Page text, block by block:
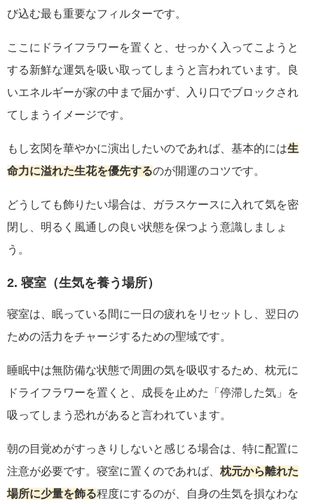
び込む最も重要なフィルターです。
ここにドライフラワーを置くと、せっかく入ってこようと
する新鮮な運気を吸い取ってしまうと言われています。良
いエネルギーが家の中まで届かず、入り口でブロックされ
てしまうイメージです。
もし玄関を華やかに演出したいのであれば、基本的には生
命力に溢れた生花を優先するのが開運のコツです。
どうしても飾りたい場合は、ガラスケースに入れて気を密
閉し、明るく風通しの良い状態を保つよう意識しましょ
う。
2. 寝室（生気を養う場所）
寝室は、眠っている間に一日の疲れをリセットし、翌日の
ための活力をチャージするための聖域です。
睡眠中は無防備な状態で周囲の気を吸収するため、枕元に
ドライフラワーを置くと、成長を止めた「停滞した気」を
吸ってしまう恐れがあると言われています。
朝の目覚めがすっきりしないと感じる場合は、特に配置に
注意が必要です。寝室に置くのであれば、 枕元から離れた
場所に少量を飾る程度にするのが、自身の生気を損なわな